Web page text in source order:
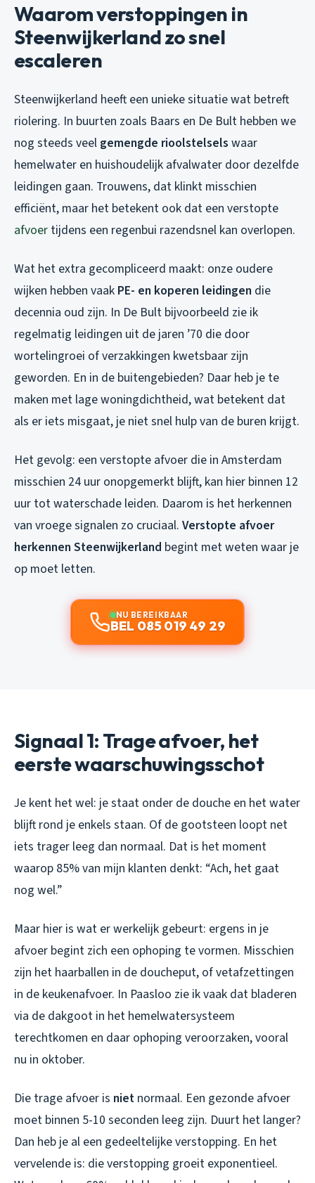
Waarom verstoppingen in
Steenwijkerland zo snel
escaleren
Steenwijkerland heeft een unieke situatie wat betreft
riolering. In buurten zoals Baars en De Bult hebben we
nog steeds veel gemengde rioolstelsels waar
hemelwater en huishoudelijk afvalwater door dezelfde
leidingen gaan. Trouwens, dat klinkt misschien
efficiënt, maar het betekent ook dat een verstopte
afvoer tijdens een regenbui razendsnel kan overlopen.
Wat het extra gecompliceerd maakt: onze oudere
wijken hebben vaak PE- en koperen leidingen die
decennia oud zijn. In De Bult bijvoorbeeld zie ik
regelmatig leidingen uit de jaren ’70 die door
wortelingroei of verzakkingen kwetsbaar zijn
geworden. En in de buitengebieden? Daar heb je te
maken met lage woningdichtheid, wat betekent dat
als er iets misgaat, je niet snel hulp van de buren krijgt.
Het gevolg: een verstopte afvoer die in Amsterdam
misschien 24 uur onopgemerkt blijft, kan hier binnen 12
uur tot waterschade leiden. Daarom is het herkennen
van vroege signalen zo cruciaal. Verstopte afvoer
herkennen Steenwijkerland begint met weten waar je
op moet letten.
NU BEREIKBAAR
BEL 085 019 49 29
Signaal 1: Trage afvoer, het
eerste waarschuwingsschot
Je kent het wel: je staat onder de douche en het water
blijft rond je enkels staan. Of de gootsteen loopt net
iets trager leeg dan normaal. Dat is het moment
waarop 85% van mijn klanten denkt: “Ach, het gaat
nog wel.”
Maar hier is wat er werkelijk gebeurt: ergens in je
afvoer begint zich een ophoping te vormen. Misschien
zijn het haarballen in de doucheput, of vetafzettingen
in de keukenafvoer. In Paasloo zie ik vaak dat bladeren
via de dakgoot in het hemelwatersysteem
terechtkomen en daar ophoping veroorzaken, vooral
nu in oktober.
Die trage afvoer is niet normaal. Een gezonde afvoer
moet binnen 5-10 seconden leeg zijn. Duurt het langer?
Dan heb je al een gedeeltelijke verstopping. En het
vervelende is: die verstopping groeit exponentieel.